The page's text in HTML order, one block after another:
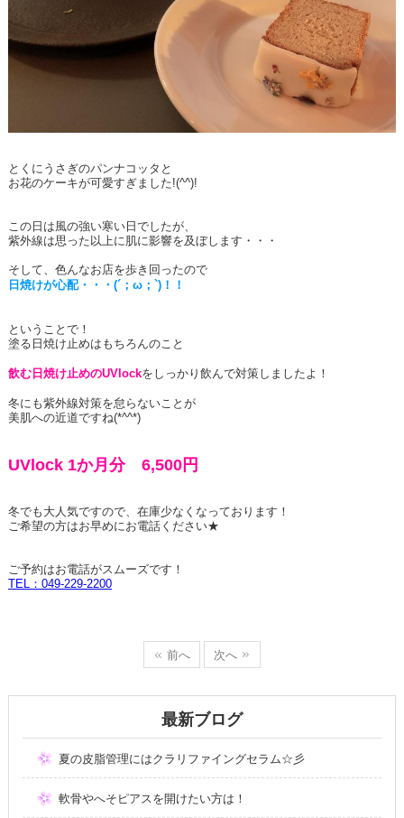
とくにうさぎのパンナコッタと
お花のケーキが可愛すぎました!(^^)!
この日は風の強い寒い日でしたが、
紫外線は思った以上に肌に影響を及ぼします・・・
そして、色んなお店を歩き回ったので
日焼けが心配・・・(´；ω；`)！！
ということで！
塗る日焼け止めはもちろんのこと
飲む日焼け止めのUVlockをしっかり飲んで対策しましたよ！
冬にも紫外線対策を怠らないことが
美肌への近道ですね(*^^*)
UVlock 1か月分 6,500円
冬でも大人気ですので、在庫少なくなっております！
ご希望の方はお早めにお電話ください★
ご予約はお電話がスムーズです！
TEL：049-229-2200
前へ 次へ
最新ブログ
夏の皮脂管理にはクラリファイングセラム☆彡
軟骨やへそピアスを開けたい方は！